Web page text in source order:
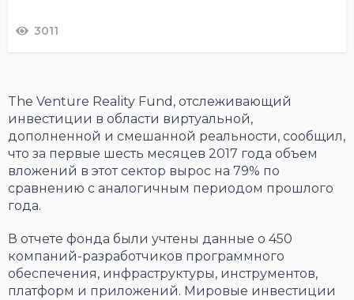
3011
The Venture Reality Fund, отслеживающий
инвестиции в области виртуальной,
дополненной и смешанной реальности, сообщил,
что за первые шесть месяцев 2017 года объем
вложений в этот сектор вырос на 79% по
сравнению с аналогичным периодом прошлого
года.
В отчете фонда были учтены данные о 450
компаний-разработчиков программного
обеспечения, инфраструктуры, инструментов,
платформ и приложений. Мировые инвестиции